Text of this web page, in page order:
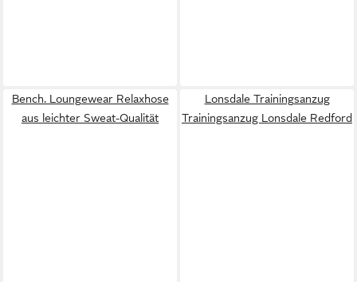
Bench. Loungewear Relaxhose
aus leichter Sweat-Qualität
Lonsdale Trainingsanzug
Trainingsanzug Lonsdale Redford